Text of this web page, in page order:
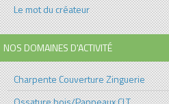
Le mot du créateur
NOS DOMAINES D'ACTIVITÉ
Charpente Couverture Zinguerie